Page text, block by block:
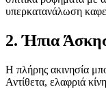
υπερκατανάλωση
2. Ήπια
Η πλήρης ακινησία
Αντίθετα, ελαφριά